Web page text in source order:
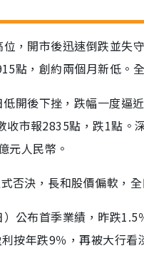
，開市後迅速倒跌並失
點，創約兩個月新低。
開後下挫，跌幅一度逼
市報2835點，跌1點。
元人民幣。
否決，長和股價偏軟，全
公布首季業績，昨跌
按年跌9％，再被大行看